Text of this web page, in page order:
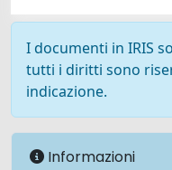
I documenti in IRIS
tutti i diritti sono
indicazione.
Informazioni